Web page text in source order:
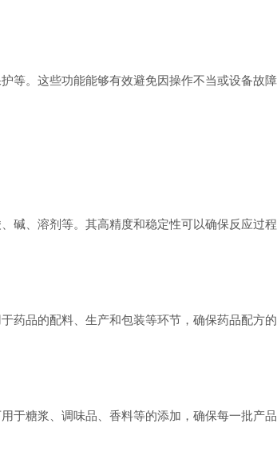
。这些功能能够有效避免因操作不当或设备故障
、溶剂等。其高精度和稳定性可以确保反应过程
品的配料、生产和包装等环节，确保药品配方的
糖浆、调味品、香料等的添加，确保每一批产品